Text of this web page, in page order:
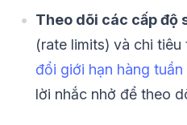
Theo dõi các cấp độ
(rate limits) và chi tiêu
đổi giới hạn hàng
lời nhắc nhở để theo